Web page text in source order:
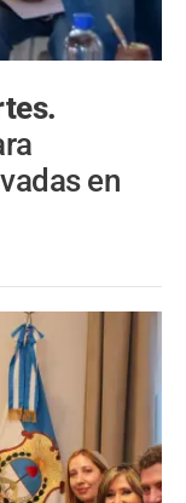
en